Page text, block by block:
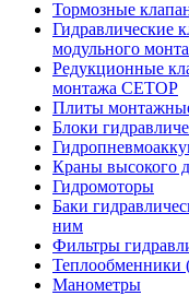
Тормозные
Гидравлические
модульного
Редукционные
монтажа CETOP
Плиты
Блоки
Краны высокого
Гидромоторы
Баки
ним
Фильтры
Теплообменники
Манометры